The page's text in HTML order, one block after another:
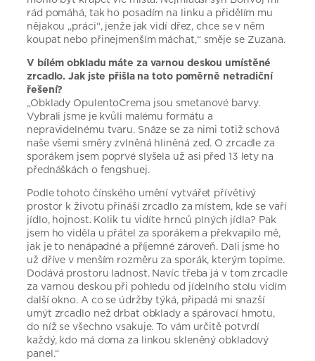
rád pomáhá, tak ho posadím na linku a přidělím mu
nějakou „práci“, jenže jak vidí dřez, chce se v něm
koupat nebo přinejmenším máchat,“ směje se Zuzana.
V bílém obkladu máte za varnou deskou umístěné
zrcadlo. Jak jste přišla na toto poměrně netradiční
řešení?
„Obklady OpulentoCrema jsou smetanové barvy.
Vybrali jsme je kvůli malému formátu a
nepravidelnému tvaru. Snáze se za nimi totiž schová
naše všemi směry zvlněná hliněná zeď. O zrcadle za
sporákem jsem poprvé slyšela už asi před 13 lety na
přednáškách o fengshuej.
Podle tohoto čínského umění vytvářet přívětivý
prostor k životu přináší zrcadlo za místem, kde se vaří
jídlo, hojnost. Kolik tu vidíte hrnců plných jídla? Pak
jsem ho viděla u přátel za sporákem a překvapilo mě,
jak je to nenápadné a příjemné zároveň. Dali jsme ho
už dříve v menším rozměru za sporák, kterým topíme.
Dodává prostoru ladnost. Navíc třeba já v tom zrcadle
za varnou deskou při pohledu od jídelního stolu vidím
další okno. A co se údržby týká, připadá mi snazší
umýt zrcadlo než drbat obklady a spárovací hmotu,
do níž se všechno vsakuje. To vám určitě potvrdí
každý, kdo má doma za linkou skleněný obkladový
panel.“